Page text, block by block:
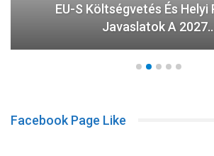
EU-S Költségvetés És Helyi
Javaslatok A
Facebook Page Like